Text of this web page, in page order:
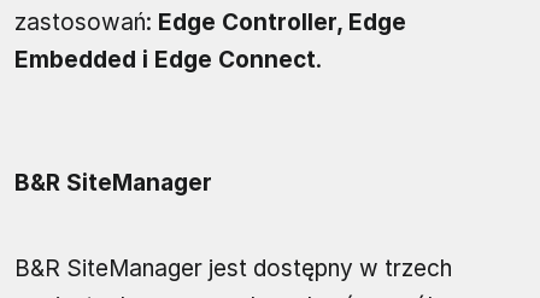
zastosowań: Edge Controller, Edge
Embedded i Edge Connect.
B&R SiteManager
B&R SiteManager jest dostępny w trzech